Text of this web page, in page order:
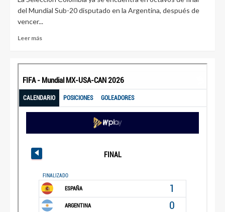
del Mundial Sub-20 disputado en la Argentina, después de
vencer...
Leer más